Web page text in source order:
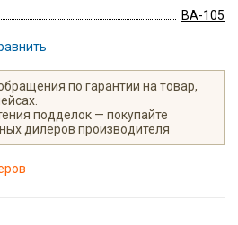
ВА-105
по гарантии на товар,
подделок — покупайте
дилеров производителя